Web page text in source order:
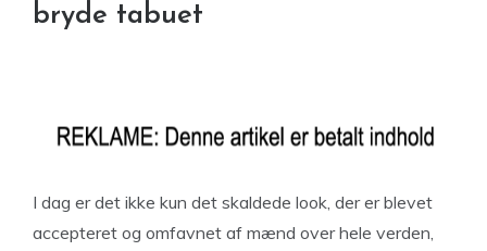
bryde tabuet
I dag er det ikke kun det skaldede look, der er blevet
accepteret og omfavnet af mænd over hele verden,